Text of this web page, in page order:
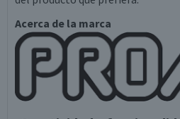
Acerca de la marca